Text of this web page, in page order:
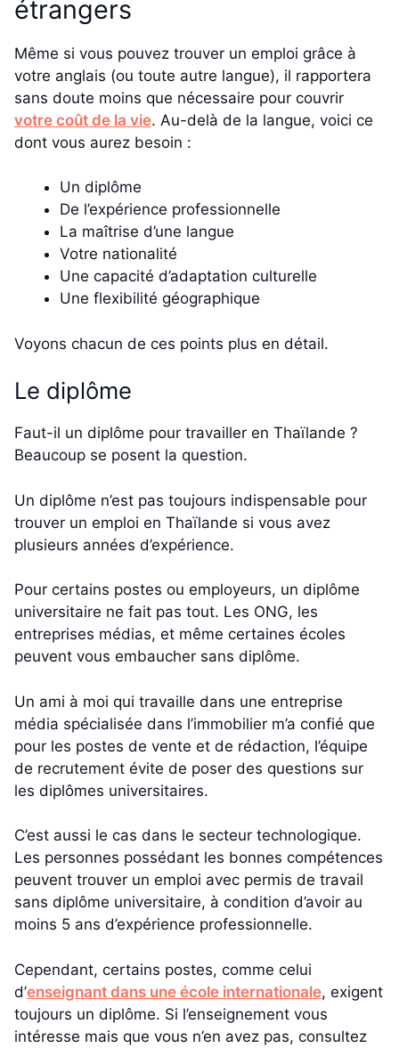
étrangers
Même si vous pouvez trouver un emploi grâce à
votre anglais (ou toute autre langue), il rapportera
sans doute moins que nécessaire pour couvrir
votre coût de la vie. Au-delà de la langue, voici ce
dont vous aurez besoin :
Un diplôme
De l’expérience professionnelle
La maîtrise d’une langue
Votre nationalité
Une capacité d’adaptation culturelle
Une flexibilité géographique
Voyons chacun de ces points plus en détail.
Le diplôme
Faut-il un diplôme pour travailler en Thaïlande ?
Beaucoup se posent la question.
Un diplôme n’est pas toujours indispensable pour
trouver un emploi en Thaïlande si vous avez
plusieurs années d’expérience.
Pour certains postes ou employeurs, un diplôme
universitaire ne fait pas tout. Les ONG, les
entreprises médias, et même certaines écoles
peuvent vous embaucher sans diplôme.
Un ami à moi qui travaille dans une entreprise
média spécialisée dans l’immobilier m’a confié que
pour les postes de vente et de rédaction, l’équipe
de recrutement évite de poser des questions sur
les diplômes universitaires.
C’est aussi le cas dans le secteur technologique.
Les personnes possédant les bonnes compétences
peuvent trouver un emploi avec permis de travail
sans diplôme universitaire, à condition d’avoir au
moins 5 ans d’expérience professionnelle.
Cependant, certains postes, comme celui
d’enseignant dans une école internationale, exigent
toujours un diplôme. Si l’enseignement vous
intéresse mais que vous n’en avez pas, consultez